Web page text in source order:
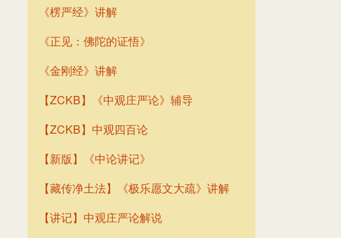
《楞严经》讲解
《正见：佛陀的证悟》
《金刚经》讲解
【ZCKB】《中观庄严论》辅导
【ZCKB】中观四百论
【新版】《中论讲记》
【藏传净土法】《极乐愿文大疏》讲解
【讲记】中观庄严论解说